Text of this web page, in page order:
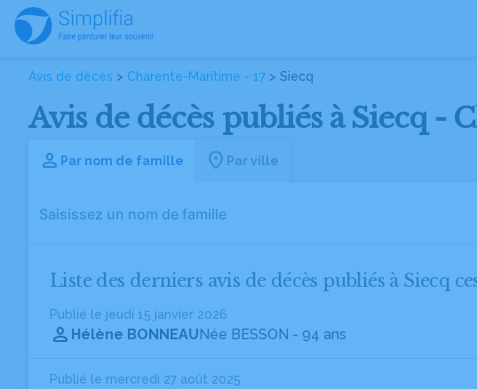
Avis de décès > Charente-Maritime - 17 > Siecq
Avis de décès publiés à Siecq -
Par nom de famille Par ville
Liste des derniers avis de décès publiés à Siecq
Publié le jeudi 15 janvier 2026
Hélène BONNEAUNée BESSON - 94 ans
Publié le mercredi 27 août 2025